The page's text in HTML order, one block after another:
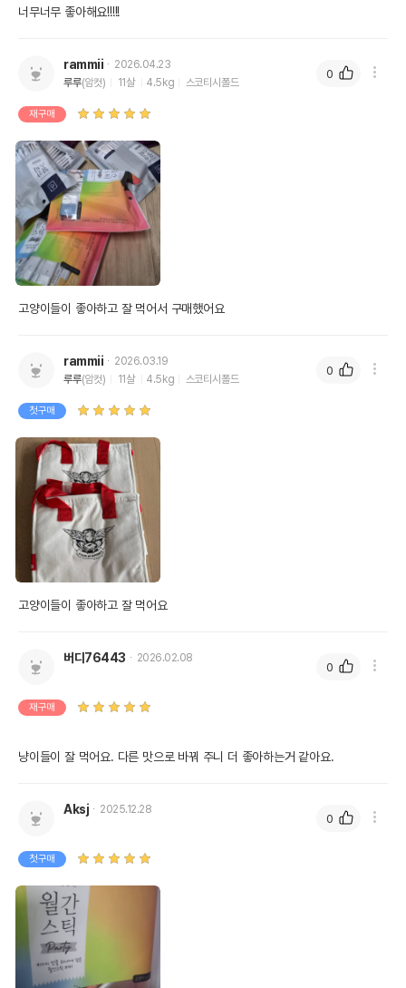
너무너무 좋아해요!!!!!
rammii
2026.04.23
루루(암컷) 11살 4.5kg 스코티시폴드
재구매
고양이들이 좋아하고 잘 먹어서 구매했어요
0
rammii
2026.03.19
루루(암컷) 11살 4.5kg 스코티시폴드
첫구매
고양이들이 좋아하고 잘 먹어요
0
버디76443 2026.02.08
재구매
냥이들이 잘 먹어요. 다른 맛으로 바꿔 주니 더 좋아하는거 같아요.
0
Aksj 2025.12.28
첫구매
0